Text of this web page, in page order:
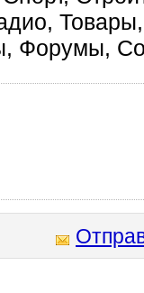
Товары,
Форумы,